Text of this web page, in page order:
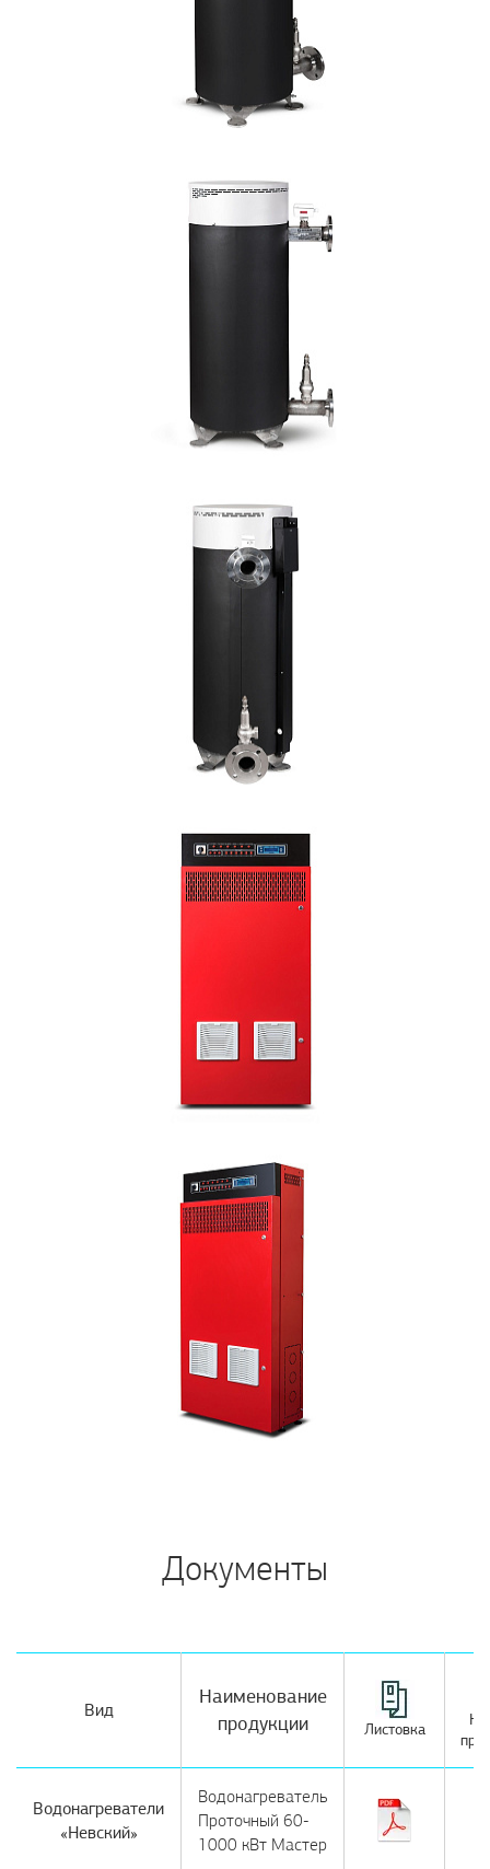
Документы
Вид
Наименование
продукции
Листовка
Водонагреватели
«Невский»
Водонагреватель
Проточный 60-
1000 кВт Мастер